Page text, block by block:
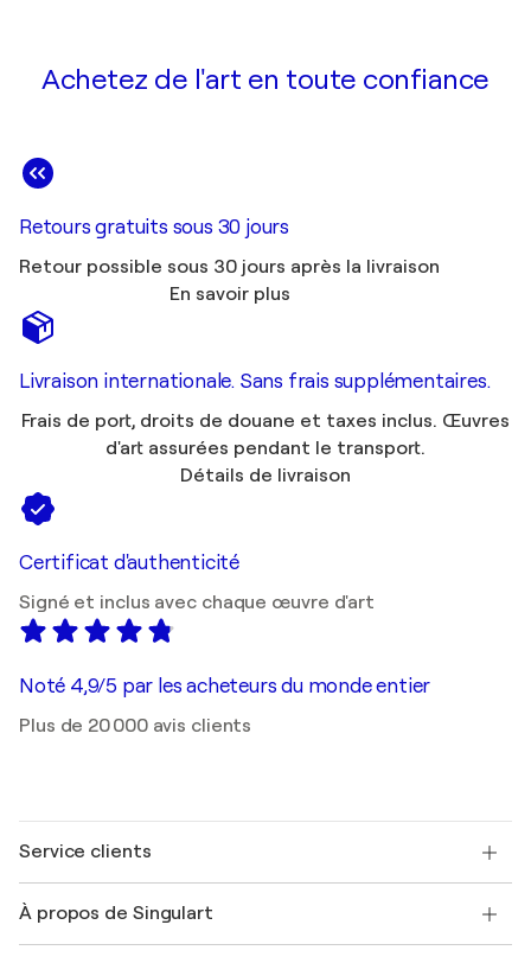
Achetez de l'art en toute confiance
Retours gratuits sous 30 jours
Retour possible sous 30 jours après la livraison
En savoir plus
Livraison internationale. Sans frais supplémentaires.
Frais de port, droits de douane et taxes inclus. Œuvres
d'art assurées pendant le transport.
Détails de livraison
Certificat d'authenticité
Signé et inclus avec chaque œuvre d'art
Noté 4,9/5 par les acheteurs du monde entier
Plus de 20 000 avis clients
Service clients
Expédition
À propos de Singulart